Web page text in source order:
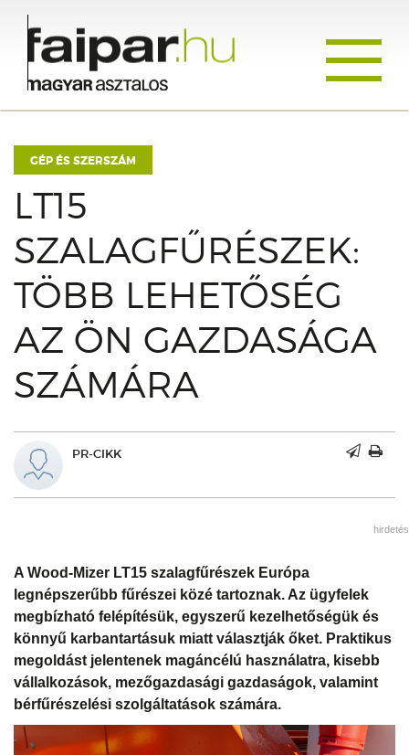
GÉP ÉS SZERSZÁM
LT15
SZALAGFŰRÉSZEK:
TÖBB LEHETŐSÉG
AZ ÖN GAZDASÁGA
SZÁMÁRA
PR-CIKK
hirdetés
A Wood-Mizer LT15 szalagfűrészek Európa
legnépszerűbb fűrészei közé tartoznak. Az ügyfelek
megbízható felépítésük, egyszerű kezelhetőségük és
könnyű karbantartásuk miatt választják őket. Praktikus
megoldást jelentenek magáncélú használatra, kisebb
vállalkozások, mezőgazdasági gazdaságok, valamint
bérfűrészelési szolgáltatások számára.